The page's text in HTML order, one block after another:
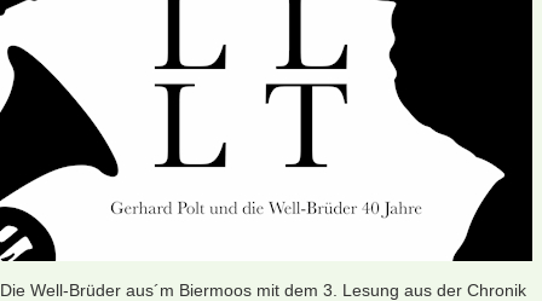
Die Well-Brüder aus´m Biermoos mit dem 3. Lesung aus der Chronik